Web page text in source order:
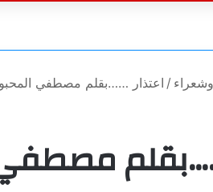
/ اعتذار ……بقلم مصطفي
……بقلم